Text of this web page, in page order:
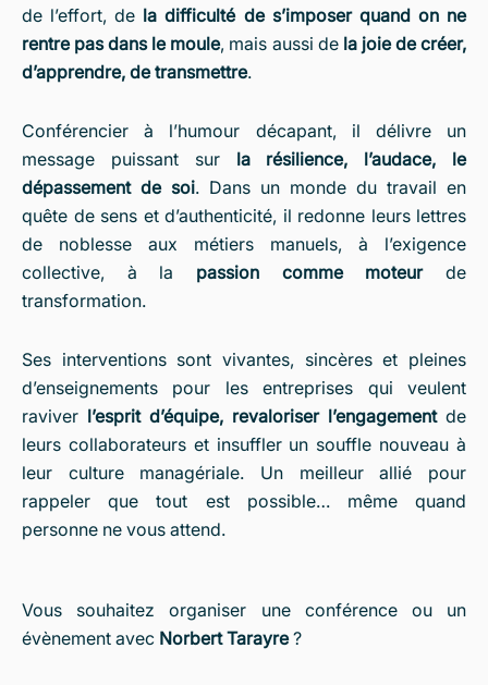
de l’effort, de la difficulté de s’imposer quand on ne
rentre pas dans le moule, mais aussi de la joie de créer,
d’apprendre, de transmettre.
Conférencier à l’humour décapant, il délivre un
message puissant sur la résilience, l’audace, le
dépassement de soi. Dans un monde du travail en
quête de sens et d’authenticité, il redonne leurs lettres
de noblesse aux métiers manuels, à l’exigence
collective, à la passion comme moteurde
transformation.
Ses interventions sont vivantes, sincères et pleines
d’enseignements pour les entreprises qui veulent
raviver l’esprit d’équipe, revaloriser l’engagementde
leurs collaborateurs et insuffler un souffle nouveau à
leur culture managériale. Un meilleur allié pour
rappeler que tout est possible… même quand
personne ne vous attend.
Vous souhaitez organiser une conférence ou un
évènement avec Norbert Tarayre ?